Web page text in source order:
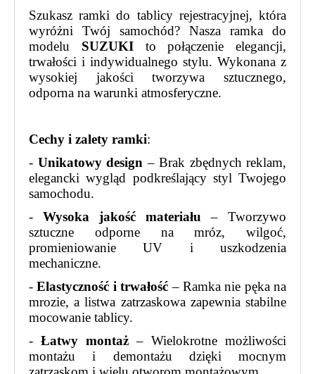
Szukasz ramki do tablicy rejestracyjnej, która
wyróżni Twój samochód? Nasza ramka do
modelu SUZUKIto połączenie elegancji,
trwałości i indywidualnego stylu. Wykonana z
wysokiej jakości tworzywa sztucznego,
odporna na warunki atmosferyczne.
Cechy i zalety ramki:
- Unikatowy design – Brak zbędnych reklam,
elegancki wygląd podkreślający styl Twojego
samochodu.
- Wysoka jakość materiału – Tworzywo
sztuczne odporne na mróz, wilgoć,
promieniowanie UV i uszkodzenia
mechaniczne.
-Elastyczność i trwałość – Ramka nie pęka na
mrozie, a listwa zatrzaskowa zapewnia stabilne
mocowanie tablicy.
- Łatwy montaż – Wielokrotne możliwości
montażu i demontażu dzięki mocnym